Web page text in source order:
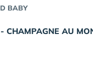
BABY
CHAMPAGNE AU